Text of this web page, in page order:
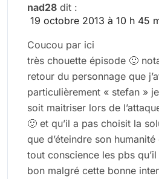
nad28 dit :
19 octobre 2013 à 10 h 45
Coucou par ici
très chouette épisode 🙂
retour du personnage que
particulièrement « stefan »
soit maitriser lors de
🙂 et qu’il a pas choisit la
que d’éteindre son
tout conscience les pbs qu’il
bon malgré cette bonne